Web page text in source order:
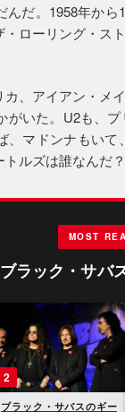
んだ。1958年か
ローリング・ス
カ、アイアン・
がいた。U2も、
、マドンナもい
ルズは誰なんだ？
MOST
ブラック・サバ
2
ブラック・サバスのギー